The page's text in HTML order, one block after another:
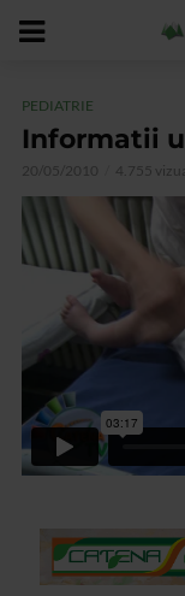
PEDIATRIE
Informatii
20/05/2010 4.755